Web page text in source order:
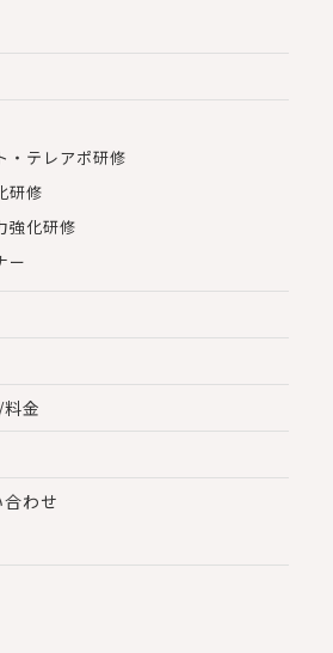
・テレアポ研修
研修
強化研修
ー
金
わせ